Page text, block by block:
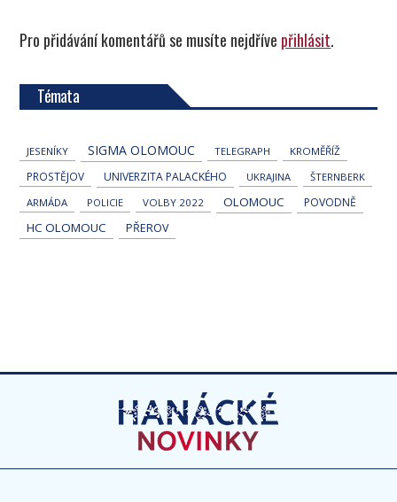
Pro přidávání komentářů se musíte nejdříve přihlásit.
Témata
JESENÍKY SIGMA OLOMOUC TELEGRAPH KROMĚŘÍŽ
PROSTĚJOV UNIVERZITA PALACKÉHO UKRAJINA
ŠTERNBERK
ARMÁDA
POLICIE VOLBY 2022 OLOMOUC POVODNĚ
HC OLOMOUC PŘEROV